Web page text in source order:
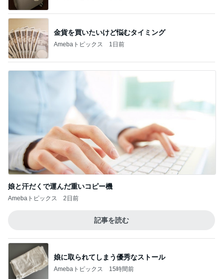
金貨を買いたいけど悩むタイミング
Amebaトピックス 1日前
娘と汗だくで運んだ重いコピー機
Amebaトピックス 2日前
記事を読む
娘に取られてしまう優秀なストール
Amebaトピックス 15時間前